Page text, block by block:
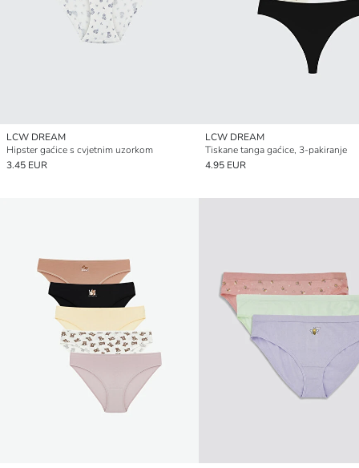
LCW DREAM
Hipster gaćice s cvjetnim uzorkom
3.45 EUR
LCW DREAM
Tiskane tanga gaćice, 3-pakiranje
4.95 EUR